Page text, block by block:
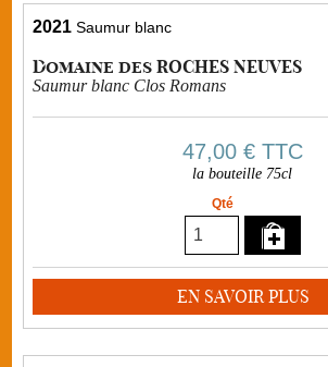
2021 Saumur blanc
Domaine des ROCHES NEUVES
Saumur blanc Clos Romans
47,00 €TTC
la bouteille 75cl
Qté
EN SAVOIR PLUS